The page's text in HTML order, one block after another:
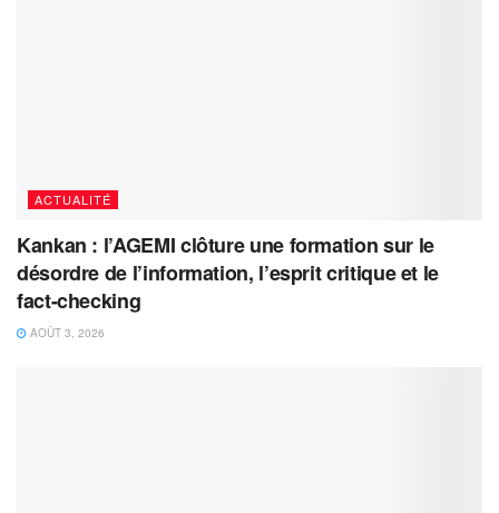
ACTUALITÉ
Kankan : l’AGEMI clôture une formation sur le
désordre de l’information, l’esprit critique et le
fact-checking
AOÛT 3, 2026